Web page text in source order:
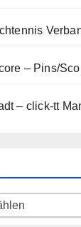
– Pins/
– click-tt